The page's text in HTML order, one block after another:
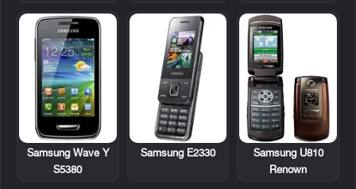
Samsung U810
Renown
Samsung E2330
Samsung Wave Y
S5380